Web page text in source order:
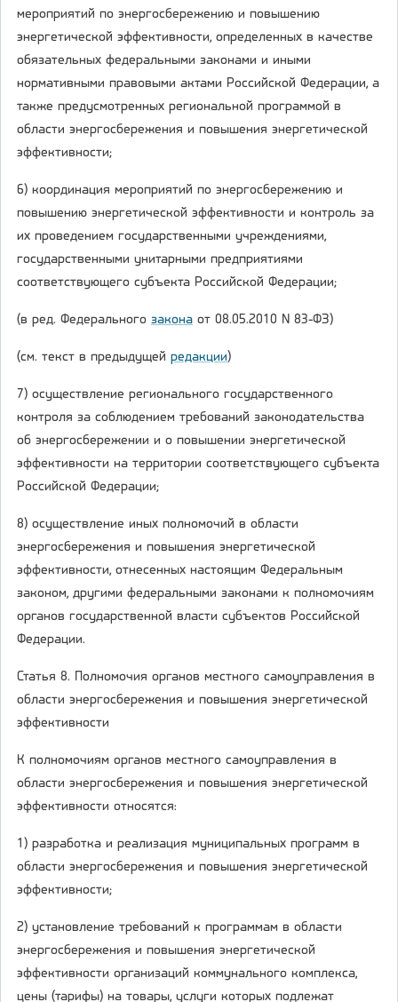
мероприятий по энергосбережению и повышению
энергетической эффективности, определенных в качестве
обязательных федеральными законами и иными
нормативными правовыми актами Российской Федерации, а
также предусмотренных региональной программой в
области энергосбережения и повышения энергетической
эффективности;
6) координация мероприятий по энергосбережению и
повышению энергетической эффективности и контроль за
их проведением государственными учреждениями,
государственными унитарными предприятиями
соответствующего субъекта Российской Федерации;
(в ред. Федерального закона от 08.05.2010 N 83-ФЗ)
(см. текст в предыдущей редакции)
7) осуществление регионального государственного
контроля за соблюдением требований законодательства
об энергосбережении и о повышении энергетической
эффективности на территории соответствующего субъекта
Российской Федерации;
8) осуществление иных полномочий в области
энергосбережения и повышения энергетической
эффективности, отнесенных настоящим Федеральным
законом, другими федеральными законами к полномочиям
органов государственной власти субъектов Российской
Федерации.
Статья 8. Полномочия органов местного самоуправления в
области энергосбережения и повышения энергетической
эффективности
К полномочиям органов местного самоуправления в
области энергосбережения и повышения энергетической
эффективности относятся:
1) разработка и реализация муниципальных программ в
области энергосбережения и повышения энергетической
эффективности;
2) установление требований к программам в области
энергосбережения и повышения энергетической
эффективности организаций коммунального комплекса,
цены (тарифы) на товары, услуги которых подлежат